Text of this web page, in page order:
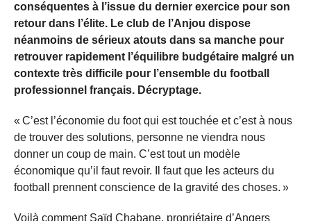
conséquentes à l’issue du dernier exercice pour son
retour dans l’élite. Le club de l’Anjou dispose
néanmoins de sérieux atouts dans sa manche pour
retrouver rapidement l’équilibre budgétaire malgré un
contexte très difficile pour l’ensemble du football
professionnel français. Décryptage.
« C’est l’économie du foot qui est touchée et c’est à nous
de trouver des solutions, personne ne viendra nous
donner un coup de main. C’est tout un modèle
économique qu’il faut revoir. Il faut que les acteurs du
football prennent conscience de la gravité des choses. »
Voilà comment Saïd Chabane, propriétaire d’Angers